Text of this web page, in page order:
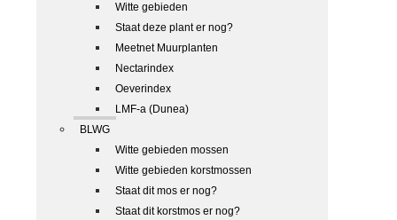
Witte gebieden
Staat deze plant er nog?
Meetnet Muurplanten
Nectarindex
Oeverindex
LMF-a (Dunea)
BLWG
Witte gebieden mossen
Witte gebieden korstmossen
Staat dit mos er nog?
Staat dit korstmos er nog?